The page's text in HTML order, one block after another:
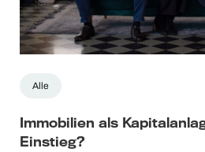
Alle
Immobilien als
Einstieg?